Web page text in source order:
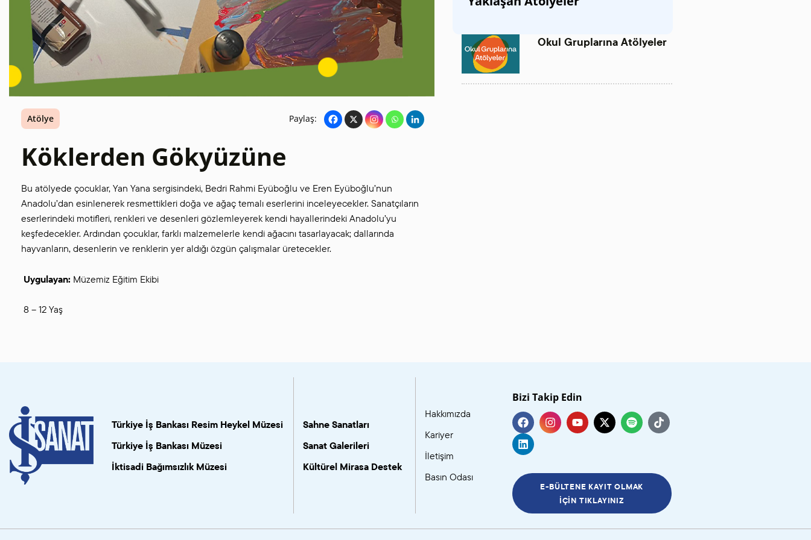
SANAT GALERILERI
KÜLTÜREL MIRASA
DESTEK
Atölye Paylaş:
Köklerden Gökyüzüne
Bu atölyede çocuklar, Yan Yana sergisindeki, Bedri Rahmi Eyüboğlu ve Eren Eyüboğlu’nun
Anadolu’dan esinlenerek resmettikleri doğa ve ağaç temalı eserlerini inceleyecekler. Sanatçıların
eserlerindeki motifleri, renkleri ve desenleri gözlemleyerek kendi hayallerindeki Anadolu’yu
keşfedecekler. Ardından çocuklar, farklı malzemelerle kendi ağacını tasarlayacak; dallarında
hayvanların, desenlerin ve renklerin yer aldığı özgün çalışmalar üretecekler.
Uygulayan: Müzemiz Eğitim Ekibi
8 – 12 Yaş
Okul Gruplarına Atölyeler
Türkiye İş Bankası Resim Heykel Müzesi
Türkiye İş Bankası Müzesi
İktisadi Bağımsızlık Müzesi
Sahne Sanatları
Sanat Galerileri
Kültürel Mirasa Destek
Hakkımızda
Kariyer
İletişim
Basın Odası
Bizi Takip Edin
E-BÜLTENE KAYIT OLMAK
İÇIN TIKLAYINIZ